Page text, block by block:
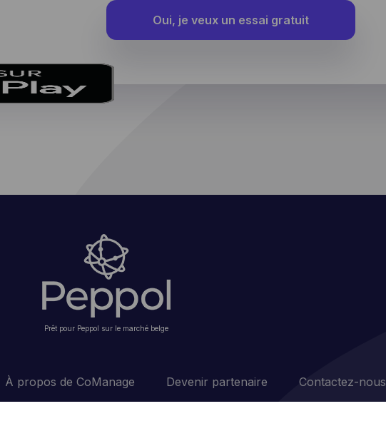
Oui, je veux un essai gratuit
Prêt pour Peppol sur le marché belge
À propos de CoManage Devenir partenaire Contactez-nous